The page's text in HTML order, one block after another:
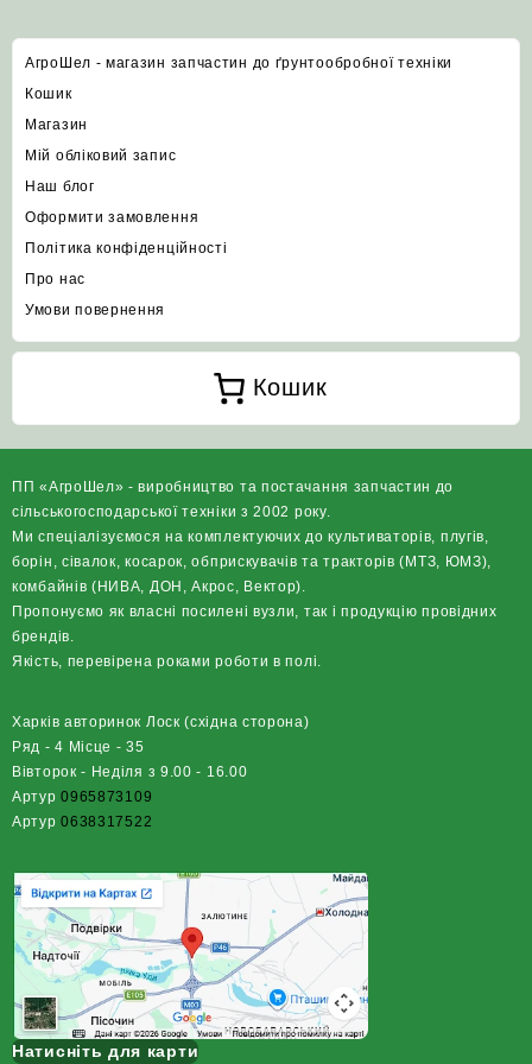
АгроШел - магазин запчастин до ґрунтообробної техніки
Кошик
Магазин
Мій обліковий запис
Наш блог
Оформити замовлення
Політика конфіденційності
Про нас
Умови повернення
Кошик
ПП «АгроШел» - виробництво та постачання запчастин до
сільськогосподарської техніки з 2002 року.
Ми спеціалізуємося на комплектуючих до культиваторів, плугів,
борін, сівалок, косарок, обприскувачів та тракторів (МТЗ, ЮМЗ),
комбайнів (НИВА, ДОН, Акрос, Вектор).
Пропонуємо як власні посилені вузли, так і продукцію провідних
брендів.
Якість, перевірена роками роботи в полі.
Харків авторинок Лоск (східна сторона)
Ряд - 4 Місце - 35
Вівторок - Неділя з 9.00 - 16.00
Артур0965873109
Артур0638317522
Натисніть для карти